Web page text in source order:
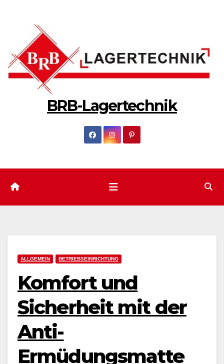
BRB-Lagertechnik
ALLGEMEIN BETRIEBSEINRICHTUNG
Komfort und
Sicherheit mit der
Anti-
Ermüdungsmatte